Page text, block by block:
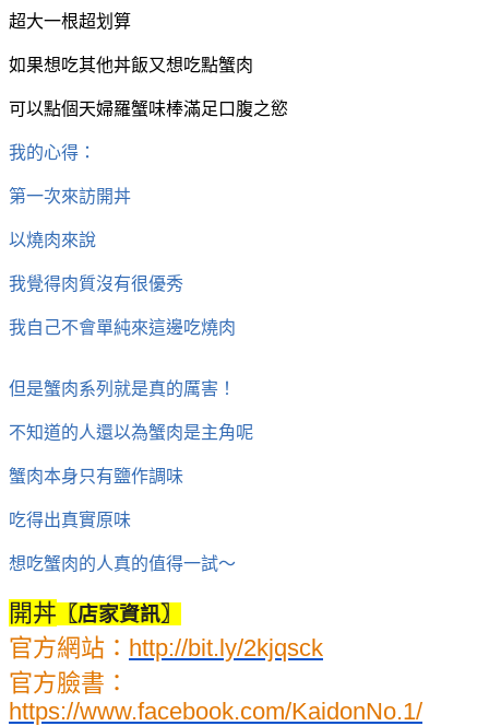
超大一根超划算
如果想吃其他丼飯又想吃點蟹肉
可以點個天婦羅蟹味棒滿足口腹之慾
我的心得：
第一次來訪開丼
以燒肉來說
我覺得肉質沒有很優秀
我自己不會單純來這邊吃燒肉
但是蟹肉系列就是真的厲害！
不知道的人還以為蟹肉是主角呢
蟹肉本身只有鹽作調味
吃得出真實原味
想吃蟹肉的人真的值得一試～
開丼 〖店家資訊〗
官方網站： http://bit.ly/2kjqsck
官方臉書：
https://www.facebook.com/KaidonNo.1/